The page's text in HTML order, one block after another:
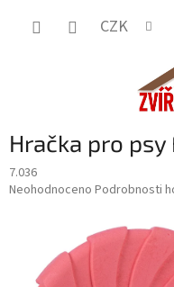
CZK
Hračka pro
7.036
Průměrné
Neohodnoceno Podrobnosti